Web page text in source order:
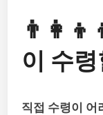
이 수
직접 수령이 어